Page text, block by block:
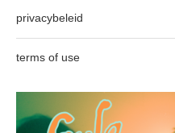
privacybeleid
terms of use